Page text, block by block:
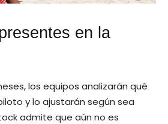
en la
los equipos analizarán qué
y lo ajustarán según sea
admite que aún no es